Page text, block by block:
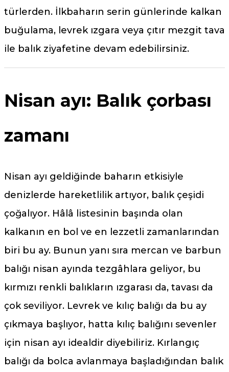
türlerden. İlkbaharın serin günlerinde kalkan
buğulama, levrek ızgara veya çıtır mezgit tava
ile balık ziyafetine devam edebilirsiniz.
Nisan ayı: Balık çorbası
zamanı
Nisan ayı geldiğinde baharın etkisiyle
denizlerde hareketlilik artıyor, balık çeşidi
çoğalıyor. Hâlâ listesinin başında olan
kalkanın en bol ve en lezzetli zamanlarından
biri bu ay. Bunun yanı sıra mercan ve barbun
balığı nisan ayında tezgâhlara geliyor, bu
kırmızı renkli balıkların ızgarası da, tavası da
çok seviliyor. Levrek ve kılıç balığı da bu ay
çıkmaya başlıyor, hatta kılıç balığını sevenler
için nisan ayı idealdir diyebiliriz. Kırlangıç
balığı da bolca avlanmaya başladığından balık